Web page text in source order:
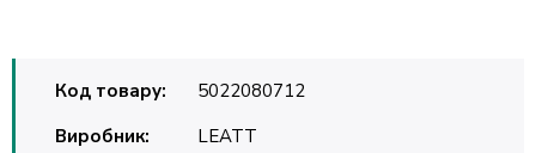
Код товару:
5022080712
Виробник:
LEATT